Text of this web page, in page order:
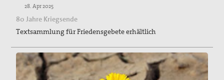
28. Apr 2025
80 Jahre Kriegsende
Textsammlung für Friedensgebete erhältlich